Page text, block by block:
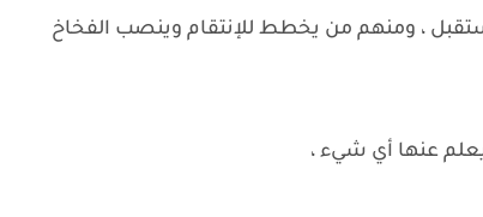
، ومنهم من يخطط للإنتقام وينصب الفخاخ
يعلم عنها أي شيء ،